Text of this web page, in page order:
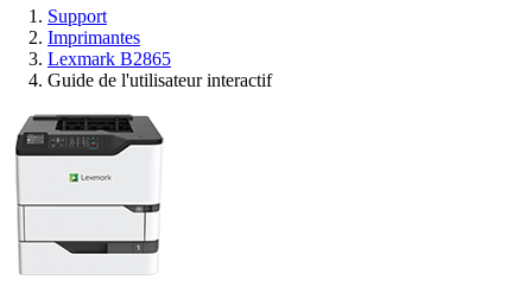
Support
Imprimantes
Lexmark B2865
Guide de l'utilisateur interactif